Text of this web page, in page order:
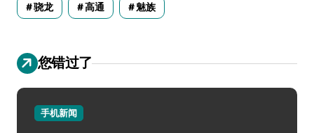
骁龙 高通 魅族
您错过了
手机新闻